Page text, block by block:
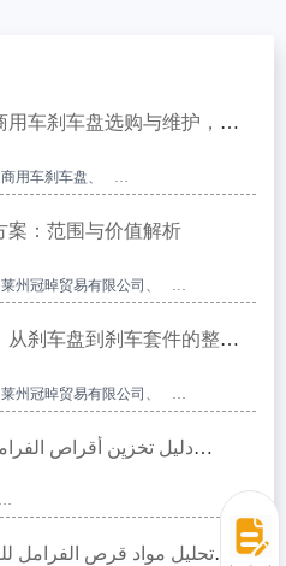
车刹车盘选购与维护，国
商用车刹车盘
E-MARK R90 刹车盘维护
案：范围与价值解析
莱州冠晫贸易有限公司
B2B采购 刹车盘刹车片
刹车盘到刹车套件的整合
莱州冠晫贸易有限公司
动系统 刹车盘 整合供给
دليل تخزين أقراص
أقراص
إدارة مخزون أقراص
تحليل مواد قرص الفرامل